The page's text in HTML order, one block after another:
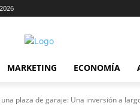
MARKETING ECONOMÍA
plaza de garaje: Una inversión a